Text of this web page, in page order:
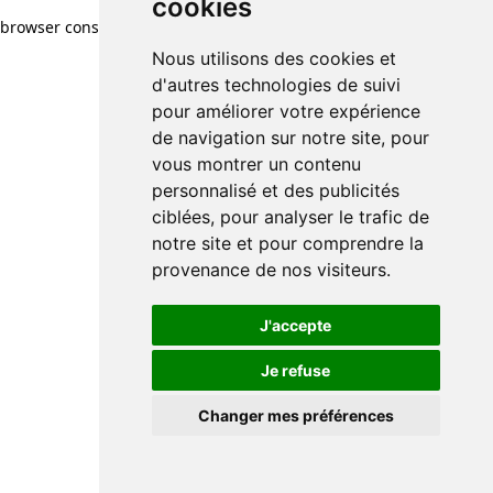
cookies
Nous utilisons des cookies et
d'autres technologies de suivi
pour améliorer votre expérience
de navigation sur notre site, pour
vous montrer un contenu
personnalisé et des publicités
ciblées, pour analyser le trafic de
notre site et pour comprendre la
provenance de nos visiteurs.
J'accepte
Je refuse
Changer mes préférences
browser console for more information)